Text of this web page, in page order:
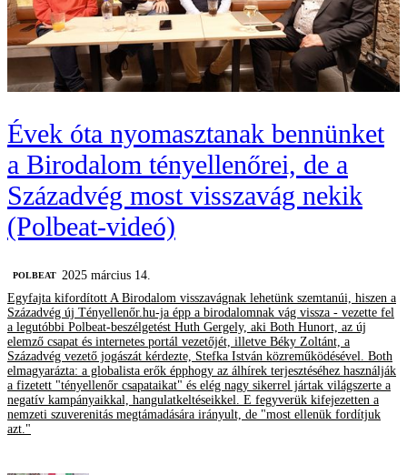
Évek óta nyomasztanak bennünket
a Birodalom tényellenőrei, de a
Századvég most visszavág nekik
(Polbeat-videó)
‎POLBEAT 2025 március 14.
Egyfajta kifordított A Birodalom visszavágnak lehetünk szemtanúi, hiszen a
Századvég új Tényellenőr.hu-ja épp a birodalomnak vág vissza - vezette fel
a legutóbbi Polbeat-beszélgetést Huth Gergely, aki Both Hunort, az új
elemző csapat és internetes portál vezetőjét, illetve Béky Zoltánt, a
Századvég vezető jogászát kérdezte, Stefka István közreműködésével. Both
elmagyarázta: a globalista erők épphogy az álhírek terjesztéséhez használják
a fizetett "tényellenőr csapataikat" és elég nagy sikerrel jártak világszerte a
negatív kampányaikkal, hangulatkeltéseikkel. E fegyverük kifejezetten a
nemzeti szuverenitás megtámadására irányult, de "most ellenük fordítjuk
azt."